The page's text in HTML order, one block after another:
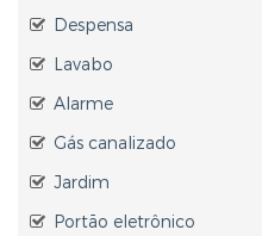
Despensa
Lavabo
Alarme
Gás canalizado
Jardim
Portão eletrônico